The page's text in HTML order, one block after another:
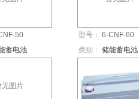
50
蓄电池
型号： 6-CNF-60
类别： 储能蓄电池
无图片